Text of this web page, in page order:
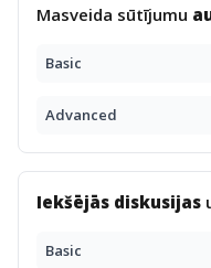
Masveida sūtījumu
Basic
Advanced
Iekšējās diskusijas
Basic